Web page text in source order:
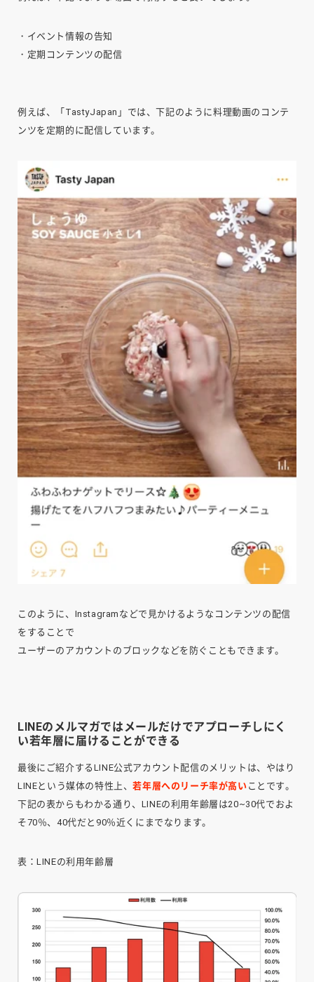
・イベント情報の告知
・定期コンテンツの配信
例えば、「TastyJapan」では、下記のように料理動画のコンテ
ンツを定期的に配信しています。
このように、Instagramなどで見かけるようなコンテンツの配信
をすることで
ユーザーのアカウントのブロックなどを防ぐこともできます。
LINEのメルマガではメールだけでアプローチしにく
い若年層に届けることができる
最後にご紹介するLINE公式アカウント配信のメリットは、やはり
LINEという媒体の特性上、若年層へのリーチ率が高い ことです。
下記の表からもわかる通り、LINEの利用年齢層は20~30代でおよ
そ70％、40代だと90％近くにまでなります。
表：LINEの利用年齢層